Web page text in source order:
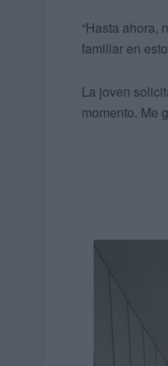
“Hasta ahora,
familiar en
La joven
momento. Me